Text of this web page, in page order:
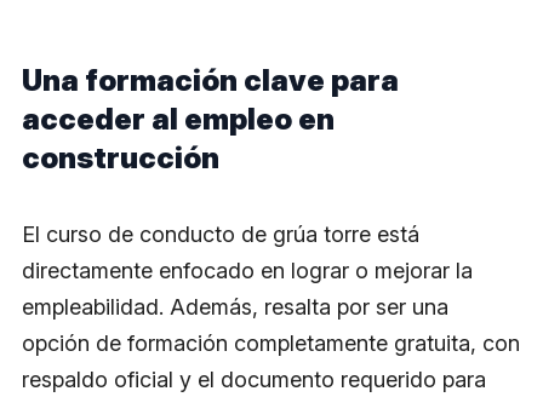
Una formación clave para
acceder al empleo en
construcción
El curso de conducto de grúa torre está
directamente enfocado en lograr o mejorar la
empleabilidad. Además, resalta por ser una
opción de formación completamente gratuita, con
respaldo oficial y el documento requerido para